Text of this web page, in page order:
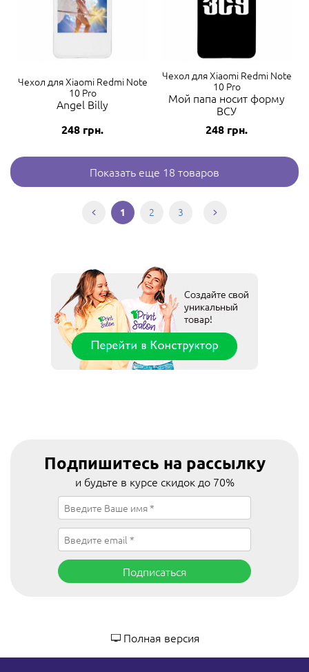
Чехол для Xiaomi Redmi Note
10 Pro
Angel Billy
248 грн.
Чехол для Xiaomi Redmi Note
10 Pro
Мой папа носит форму
ВСУ
248 грн.
Показать еще 18 товаров
1 2 3
Подпишитесь на рассылку
и будьте в курсе скидок до 70%
Подписаться
Полная версия